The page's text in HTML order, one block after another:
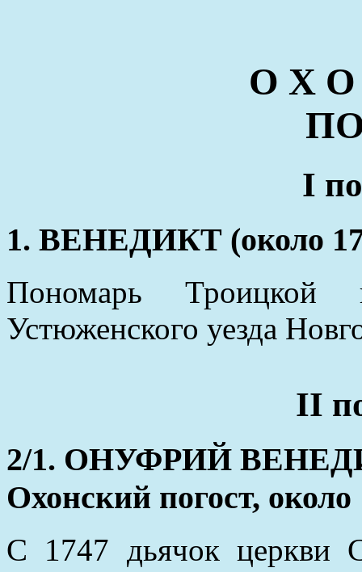
О Х
I
1. ВЕНЕДИКТ (около
Пономарь Троицкой
Устюженского уезда
II
2/1. ОНУФРИЙ
Охонский погост,
С 1747 дьячок церкви